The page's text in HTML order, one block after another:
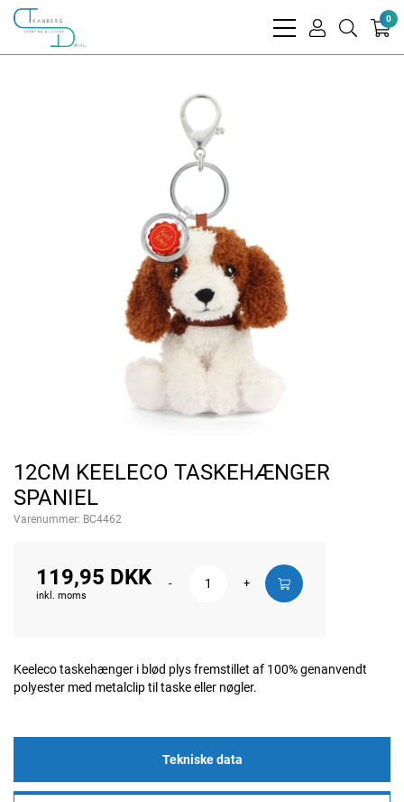
bars
user
search
0
12CM KEELECO TASKEHÆNGER
SPANIEL
Varenummer: BC4462
119,95 DKK
inkl. moms
- +
Keeleco taskehænger i blød plys fremstillet af 100% genanvendt
polyester med metalclip til taske eller nøgler.
Tekniske data